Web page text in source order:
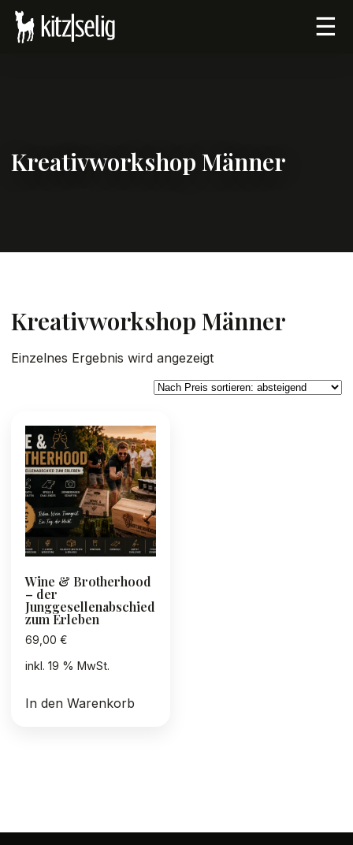
☰
Kreativworkshop Männer
Kreativworkshop Männer
Einzelnes Ergebnis wird angezeigt
Wine & Brotherhood
– der
Junggesellenabschied
zum Erleben
69,00 €
inkl. 19 % MwSt.
In den Warenkorb